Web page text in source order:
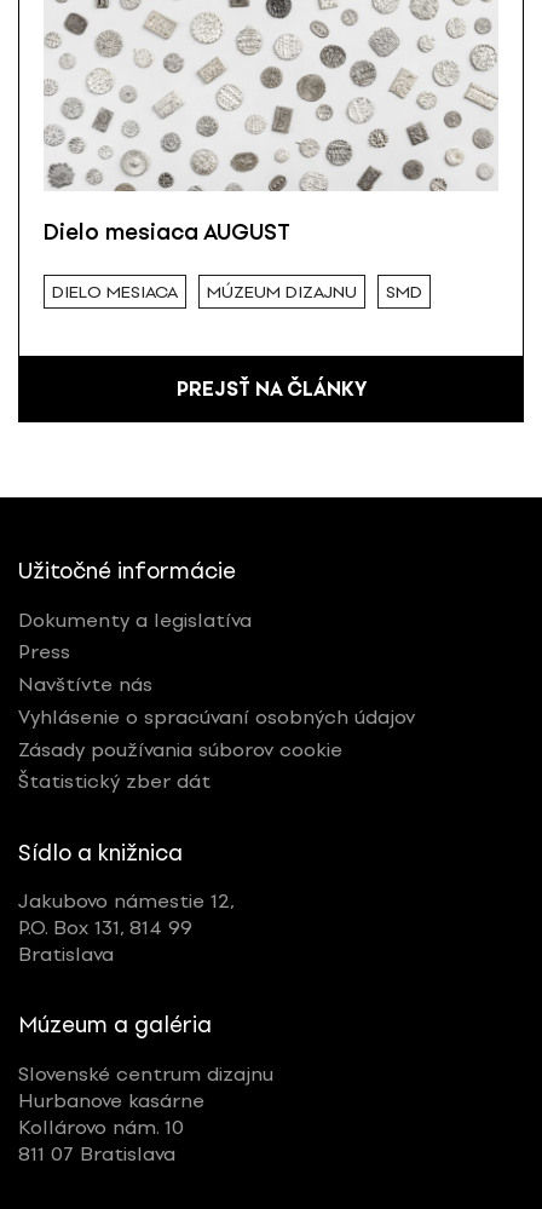
Dielo mesiaca AUGUST
DIELO MESIACA MÚZEUM DIZAJNU SMD
PREJSŤ NA ČLÁNKY
Užitočné informácie
Dokumenty a legislatíva
Press
Navštívte nás
Vyhlásenie o spracúvaní osobných údajov
Zásady používania súborov cookie
Štatistický zber dát
Sídlo a knižnica
Jakubovo námestie 12,
P.O. Box 131, 814 99
Bratislava
Múzeum a galéria
Slovenské centrum dizajnu
Hurbanove kasárne
Kollárovo nám. 10
811 07 Bratislava